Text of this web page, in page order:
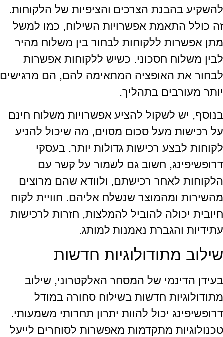
להשקיע בהבנת הצרכים והציפיות של הלקוחות.
זה כולל התאמת אפשרויות השילוח, כמו למשל
מתן אפשרות ללקוחות לבחור בין משלוח מהיר
לבין משלוח חסכוני. כשיש ללקוחות אפשרות
לבחור את האופציה המתאימה להם, הם מרגישים
יותר מעורבים בתהליך.
בנוסף, יש לשקול להציע אפשרויות משלוח חינם
על רכישות מעל סכום מסוים, מה שיכול להניע
לקוחות לבצע רכישות גדולות יותר. בעסקי
דרופשיפינג, חשוב גם לשמור על קשר עם
הלקוחות לאחר רכישתם, ולוודא שהם מרוצים
מהשירות ומהמוצר שנשלח אליהם. חוויית לקוח
חיובית יכולה להוביל להמלצות, חזרות לרכישות
עתידיות והגברת נאמנות למותג.
שילוב מתודולוגיות חדשות
בעידן הדינמי של המסחר האלקטרוני, שילוב
מתודולוגיות חדשות בשילוח סחורה במודל
דרופשיפינג יכול להוות יתרון תחרותי משמעותי.
טכנולוגיות מתקדמות מאפשרות לסוחרים לייעל